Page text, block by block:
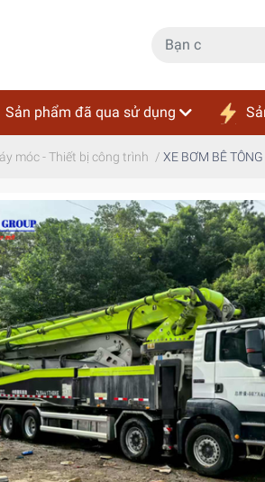
Sản phẩm đã qua sử dụng
móc - Thiết bị công trình / XE BƠM BÊ